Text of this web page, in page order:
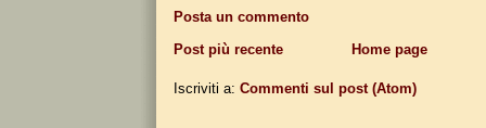
Posta un commento
Post più recente
Home page
Iscriviti a: Commenti sul post (Atom)